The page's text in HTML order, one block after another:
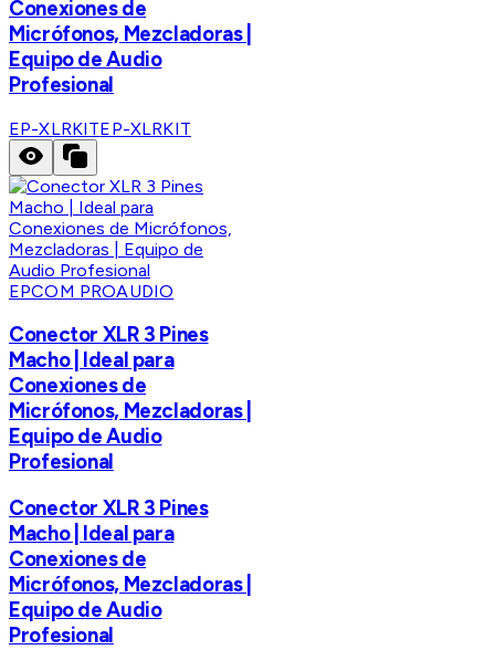
Conexiones de
Micrófonos, Mezcladoras |
Equipo de Audio
Profesional
EP-XLRKITEP-XLRKIT
EPCOM PROAUDIO
Conector XLR 3 Pines
Macho | Ideal para
Conexiones de
Micrófonos, Mezcladoras |
Equipo de Audio
Profesional
Conector XLR 3 Pines
Macho | Ideal para
Conexiones de
Micrófonos, Mezcladoras |
Equipo de Audio
Profesional